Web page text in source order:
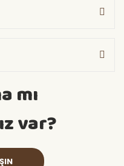
mı
var?